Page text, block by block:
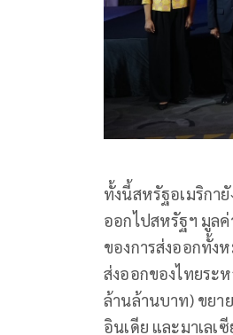
ทั้งนี้สหรัฐอเมริกา
ออกไปสหรัฐฯ มูลค่
ของการส่งออกทั้ง
ส่งออกของไทยระ
ล้านล้านบาท) ขยา
อินเดีย และมาเล